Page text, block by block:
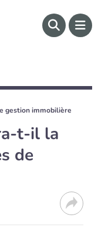
gestion immobilière
t-il la
de